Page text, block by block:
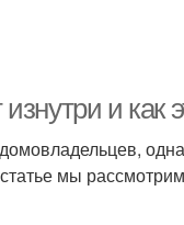
и как
мы